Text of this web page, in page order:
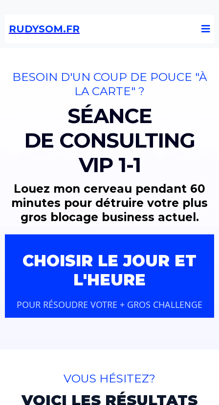
RUDYSOM.FR
BESOIN D'UN COUP DE POUCE "À
LA CARTE" ?
SÉANCE
DE CONSULTING
VIP 1-1
Louez mon cerveau pendant 60
minutes pour détruire votre plus
gros blocage business actuel.
CHOISIR LE JOUR ET
L'HEURE
POUR RÉSOUDRE VOTRE + GROS CHALLENGE
VOUS HÉSITEZ?
VOICI LES RÉSULTATS